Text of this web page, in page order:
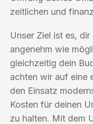
zeitlichen und
Unser Ziel ist es,
angenehm wie
gleichzeitig dein
achten wir auf eine
den Einsatz
Kosten für deinen
zu halten. Mit dem